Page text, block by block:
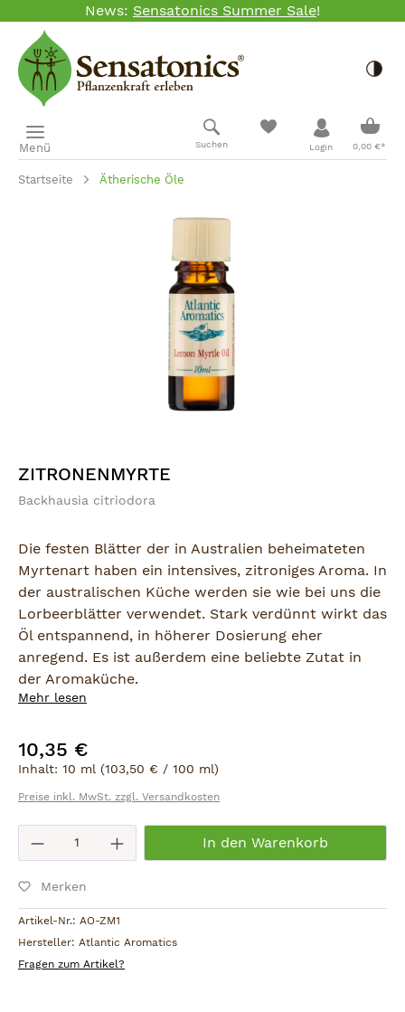
Zum Hauptinhalt springen
News: Sensatonics Summer Sale!
Menü Suchen Login 0,00 €*
Startseite Ätherische Öle
Bildergalerie überspringen
ZITRONENMYRTE
Backhausia citriodora
Die festen Blätter der in Australien beheimateten
Myrtenart haben ein intensives, zitroniges Aroma. In
der australischen Küche werden sie wie bei uns die
Lorbeerblätter verwendet. Stark verdünnt wirkt das
Öl entspannend, in höherer Dosierung eher
anregend. Es ist außerdem eine beliebte Zutat in
der Aromaküche.
Mehr lesen
Regulärer Preis:
10,35 €
Inhalt: 10 ml (103,50 € / 100 ml)
Preise inkl. MwSt. zzgl. Versandkosten
Produkt Anzahl: Gib den
In den Warenkorb
Merken
Artikel-Nr.: AO-ZM1
Hersteller: Atlantic Aromatics
Fragen zum Artikel?